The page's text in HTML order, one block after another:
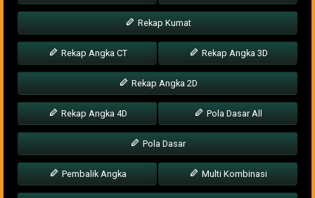
Rekap Kumat
Rekap Angka CT Rekap Angka 3D
Rekap Angka 2D
Rekap Angka 4D Pola Dasar All
Pola Dasar
Pembalik Angka Multi Kombinasi